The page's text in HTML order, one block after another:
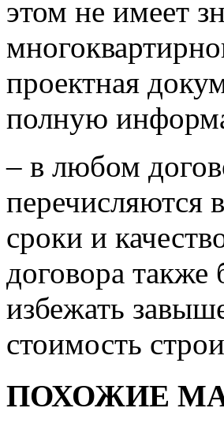
этом не имеет
проектная
полную
– в любом
перечисляются
сроки и
договора
избежать
стоимость
ПОХОЖИЕ